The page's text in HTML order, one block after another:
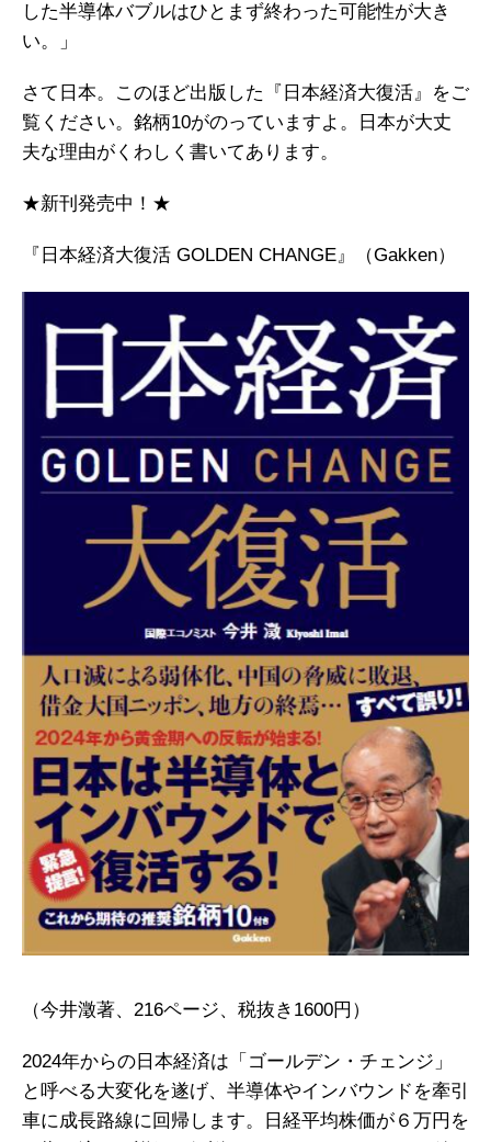
した半導体バブルはひとまず終わった可能性が大き
い。」
さて日本。このほど出版した『日本経済大復活』をご
覧ください。銘柄10がのっていますよ。日本が大丈
夫な理由がくわしく書いてあります。
★新刊発売中！★
『日本経済大復活 GOLDEN CHANGE』（Gakken）
（今井澂著、216ページ、税抜き1600円）
2024年からの日本経済は「ゴールデン・チェンジ」
と呼べる大変化を遂げ、半導体やインバウンドを牽引
車に成長路線に回帰します。日経平均株価が６万円を